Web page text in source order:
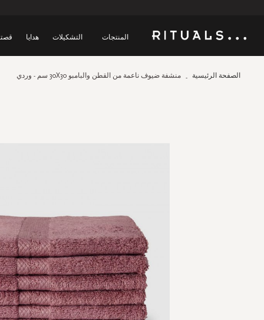
المنتجات التشكيلات هدايا
الصفحة الرئيسية منشفة ضيوف ناعمة من القطن والبامبو 30X30 سم - وردي